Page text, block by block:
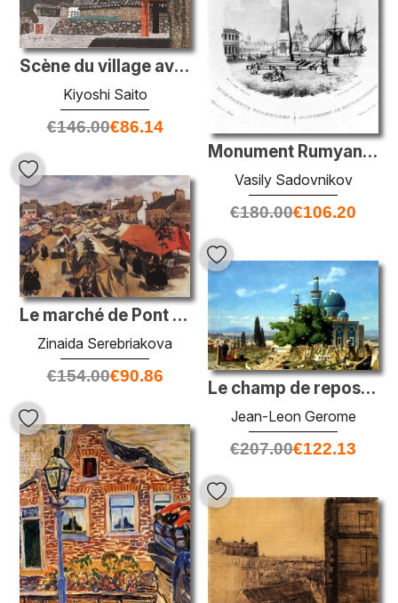
Monument Rumyantsev à Saint-Pétersbourg
Vasily Sadovnikov
€180.00€106.20
Scène du village avec temple
Kiyoshi Saito
€146.00€86.14
Le marché de Pont l`abbe
Zinaida Serebriakova
€154.00€90.86
Le champ de repos au cimetière de la mosquée verte
Jean-Leon Gerome
€207.00€122.13